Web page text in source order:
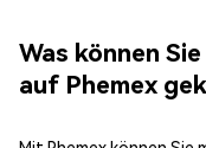
Was können
auf Phemex